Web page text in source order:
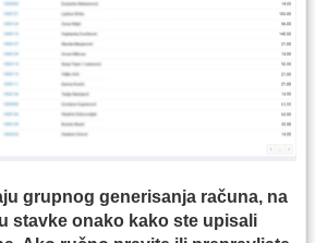
grupnog generisanja računa, na
stavke onako kako ste upisali